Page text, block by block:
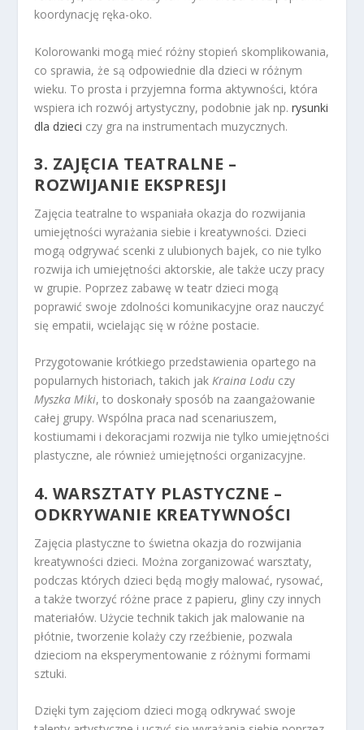
koordynację ręka-oko.
Kolorowanki mogą mieć różny stopień skomplikowania,
co sprawia, że są odpowiednie dla dzieci w różnym
wieku. To prosta i przyjemna forma aktywności, która
wspiera ich rozwój artystyczny, podobnie jak np.rysunki
dla dzieci czy gra na instrumentach muzycznych.
3. ZAJĘCIA TEATRALNE –
ROZWIJANIE EKSPRESJI
Zajęcia teatralne to wspaniała okazja do rozwijania
umiejętności wyrażania siebie i kreatywności. Dzieci
mogą odgrywać scenki z ulubionych bajek, co nie tylko
rozwija ich umiejętności aktorskie, ale także uczy pracy
w grupie. Poprzez zabawę w teatr dzieci mogą
poprawić swoje zdolności komunikacyjne oraz nauczyć
się empatii, wcielając się w różne postacie.
Przygotowanie krótkiego przedstawienia opartego na
popularnych historiach, takich jakKraina Lodu czy
Myszka Miki, to doskonały sposób na zaangażowanie
całej grupy. Wspólna praca nad scenariuszem,
kostiumami i dekoracjami rozwija nie tylko umiejętności
plastyczne, ale również umiejętności organizacyjne.
4. WARSZTATY PLASTYCZNE –
ODKRYWANIE KREATYWNOŚCI
Zajęcia plastyczne to świetna okazja do rozwijania
kreatywności dzieci. Można zorganizować warsztaty,
podczas których dzieci będą mogły malować, rysować,
a także tworzyć różne prace z papieru, gliny czy innych
materiałów. Użycie technik takich jak malowanie na
płótnie, tworzenie kolaży czy rzeźbienie, pozwala
dzieciom na eksperymentowanie z różnymi formami
sztuki.
Dzięki tym zajęciom dzieci mogą odkrywać swoje